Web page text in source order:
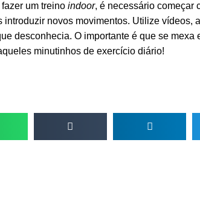
um treino indoor, é necessário começar
introduzir novos movimentos. Utilize vídeos,
desconhecia. O importante é que se mexa
minutinhos de exercício diário!